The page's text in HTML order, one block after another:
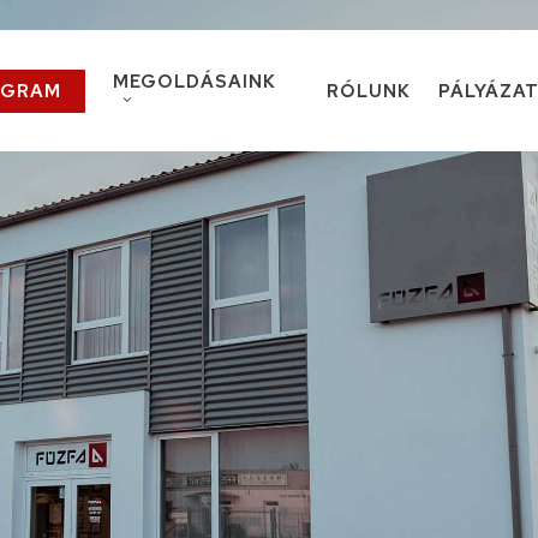
MEGOLDÁSAINK
Teraszfedés
Alumínium kerítés, korlát
Kukatároló
Lakatosüzemi szolgáltatások
(tartószerkezetek, társasházi korlátok)
Lézervágás, élhajlítás
RÓLUNK